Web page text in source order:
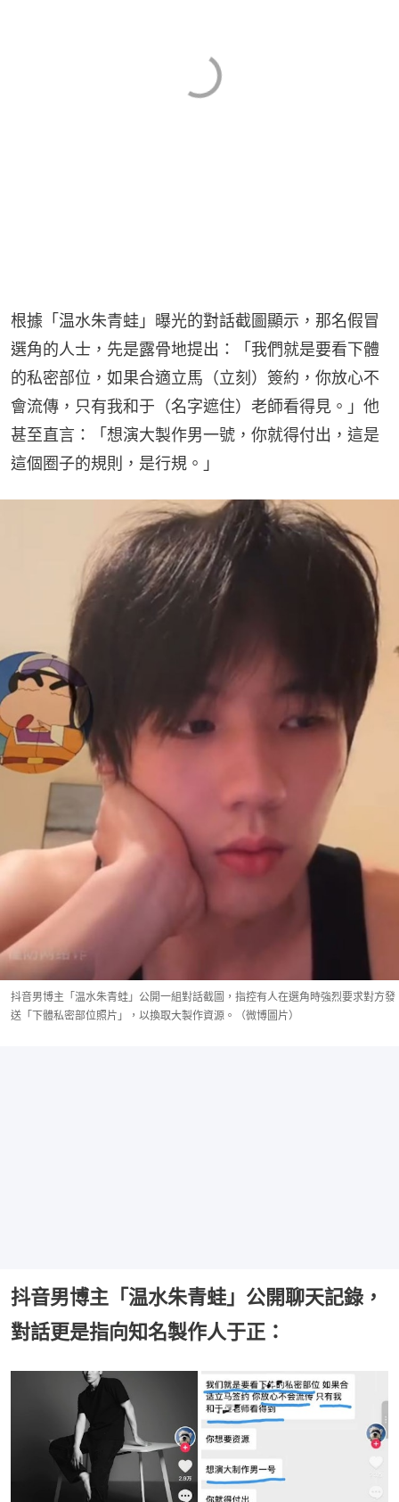
根據「温水朱青蛙」曝光的對話截圖顯示，那名假冒
選角的人士，先是露骨地提出：「我們就是要看下體
的私密部位，如果合適立馬（立刻）簽約，你放心不
會流傳，只有我和于（名字遮住）老師看得見。」他
甚至直言：「想演大製作男一號，你就得付出，這是
這個圈子的規則，是行規。」
抖音男博主「温水朱青蛙」公開一組對話截圖，指控有人在選角時強烈要求對方發
送「下體私密部位照片」，以換取大製作資源。（微博圖片）
抖音男博主「温水朱青蛙」公開聊天記錄，
對話更是指向知名製作人于正：